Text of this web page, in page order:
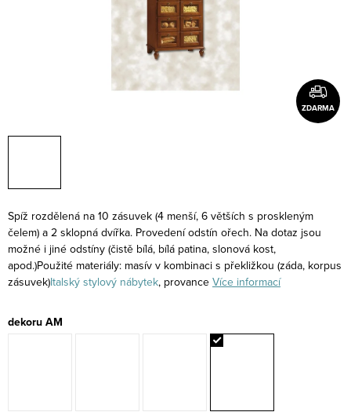
ZDARMA
Spíž rozdělená na 10 zásuvek (4 menší, 6 větších s proskleným
čelem) a 2 sklopná dvířka. Provedení odstín ořech. Na dotaz jsou
možné i jiné odstíny (čistě bílá, bílá patina, slonová kost,
apod.)Použité materiály: masív v kombinaci s překližkou (záda, korpus
zásuvek)Italský stylový nábytek, provance Více informací
dekoru AM